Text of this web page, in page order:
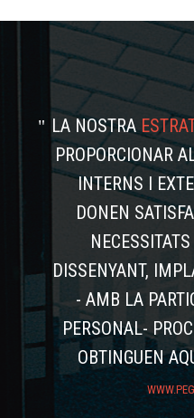
LA NOSTRA
PROPORCIONAR
INTERNS I
DONEN
DISSENYANT,
- AMB LA
PERSONAL-
OBTINGUEN